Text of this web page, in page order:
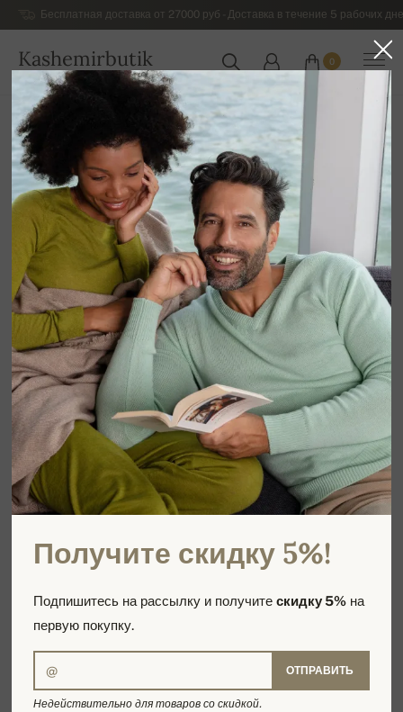
Бесплатная доставка от 27000 руб - Доставка в течение 5 рабочих
Kashemirbutik
РОССИЯ
0
Главная
-16%
Получите скидку 5%!
Подпишитесь на рассылку и получитескидку 5% на
первую покупку.
ОТПРАВИТЬ
Недействительно для товаров со скидкой.